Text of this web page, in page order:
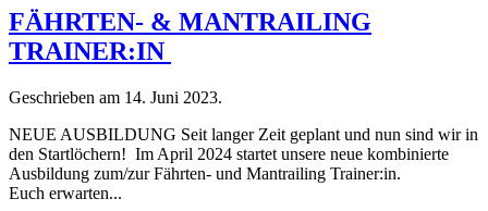
FÄHRTEN- & MANTRAILING
TRAINER:IN
Geschrieben am 14. Juni 2023.
NEUE AUSBILDUNG Seit langer Zeit geplant und nun sind wir in
den Startlöchern! Im April 2024 startet unsere neue kombinierte
Ausbildung zum/zur Fährten- und Mantrailing Trainer:in.
Euch erwarten...